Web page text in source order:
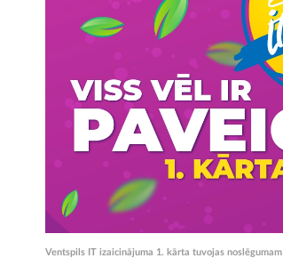
Ventspils IT izaicinājuma 1. kārta tuvojas noslēgumam